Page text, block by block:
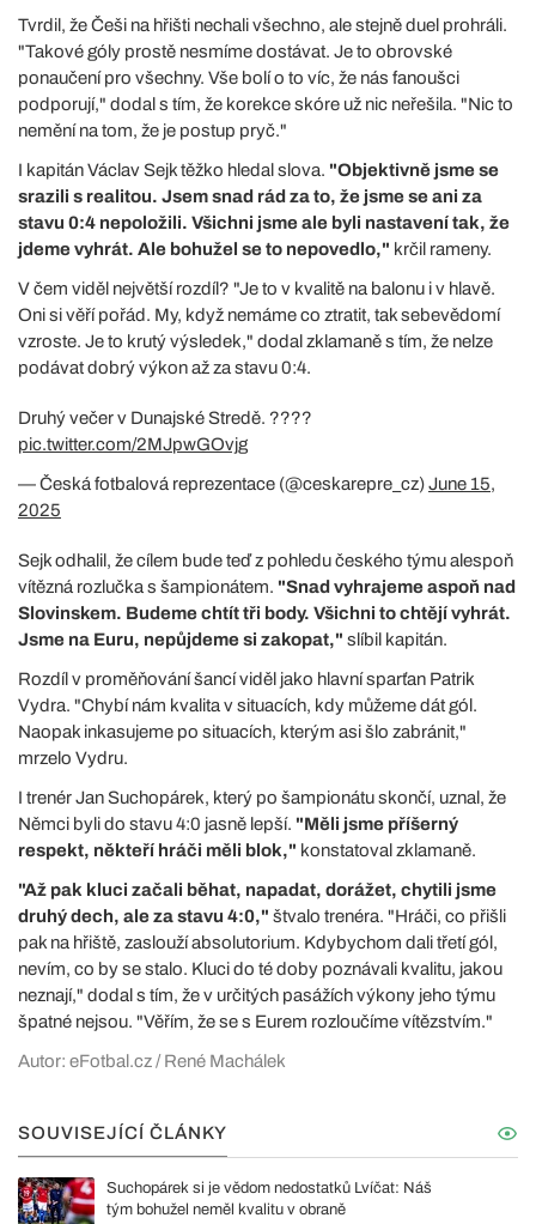
Tvrdil, že Češi na hřišti nechali všechno, ale stejně duel prohráli.
"Takové góly prostě nesmíme dostávat. Je to obrovské
ponaučení pro všechny. Vše bolí o to víc, že nás fanoušci
podporují," dodal s tím, že korekce skóre už nic neřešila. "Nic to
nemění na tom, že je postup pryč."
I kapitán Václav Sejk těžko hledal slova. "Objektivně jsme se
srazili s realitou. Jsem snad rád za to, že jsme se ani za
stavu 0:4 nepoložili. Všichni jsme ale byli nastavení tak, že
jdeme vyhrát. Ale bohužel se to nepovedlo," krčil rameny.
V čem viděl největší rozdíl? "Je to v kvalitě na balonu i v hlavě.
Oni si věří pořád. My, když nemáme co ztratit, tak sebevědomí
vzroste. Je to krutý výsledek," dodal zklamaně s tím, že nelze
podávat dobrý výkon až za stavu 0:4.
Druhý večer v Dunajské Stredě. ????️
pic.twitter.com/2MJpwGOvjg
— Česká fotbalová reprezentace (@ceskarepre_cz)June 15,
2025
Sejk odhalil, že cílem bude teď z pohledu českého týmu alespoň
vítězná rozlučka s šampionátem. "Snad vyhrajeme aspoň nad
Slovinskem. Budeme chtít tři body. Všichni to chtějí vyhrát.
Jsme na Euru, nepůjdeme si zakopat," slíbil kapitán.
Rozdíl v proměňování šancí viděl jako hlavní sparťan Patrik
Vydra. "Chybí nám kvalita v situacích, kdy můžeme dát gól.
Naopak inkasujeme po situacích, kterým asi šlo zabránit,"
mrzelo Vydru.
I trenér Jan Suchopárek, který po šampionátu skončí, uznal, že
Němci byli do stavu 4:0 jasně lepší. "Měli jsme příšerný
respekt, někteří hráči měli blok," konstatoval zklamaně.
"Až pak kluci začali běhat, napadat, dorážet, chytili jsme
druhý dech, ale za stavu 4:0," štvalo trenéra. "Hráči, co přišli
pak na hřiště, zaslouží absolutorium. Kdybychom dali třetí gól,
nevím, co by se stalo. Kluci do té doby poznávali kvalitu, jakou
neznají," dodal s tím, že v určitých pasážích výkony jeho týmu
špatné nejsou. "Věřím, že se s Eurem rozloučíme vítězstvím."
Autor: eFotbal.cz / René Machálek
SOUVISEJÍCÍ ČLÁNKY
Suchopárek si je vědom nedostatků Lvíčat: Náš
tým bohužel neměl kvalitu v obraně